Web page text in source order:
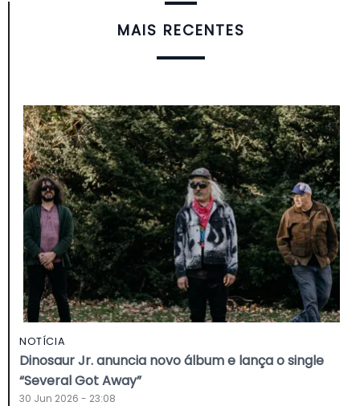
MAIS RECENTES
NOTÍCIA
Dinosaur Jr. anuncia novo álbum e lança o single
“Several Got Away”
30 Jun 2026 - 23:08